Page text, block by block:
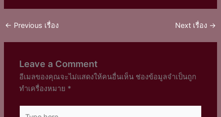
← Previous เรื่อง Next เรื่อง →
Leave a Comment
อีเมลของคุณจะไม่แสดงให้คนอื่นเห็น ช่องข้อมูลจำเป็นถูก
ทำเครื่องหมาย *